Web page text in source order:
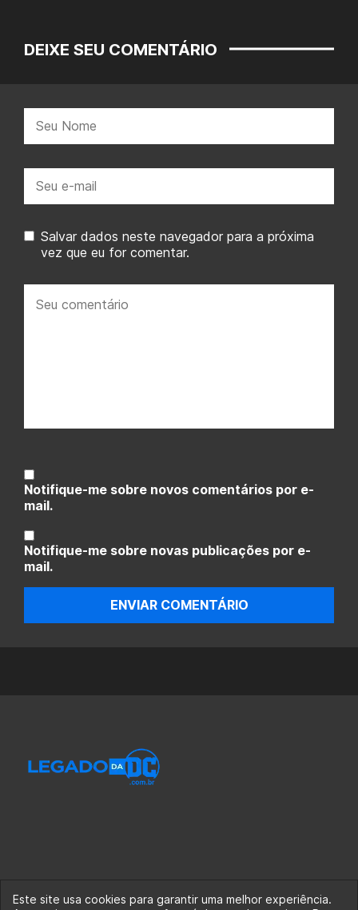
DEIXE SEU COMENTÁRIO
mail:
Salvar dados neste navegador para a próxima
vez que eu for comentar.
comentário:
Notifique-me sobre novos comentários por e-
mail.
Notifique-me sobre novas publicações por e-
mail.
ENVIAR COMENTÁRIO
Este site usa cookies para garantir uma melhor experiência.